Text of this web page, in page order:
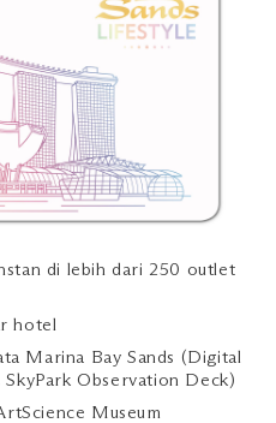
di lebih dari 250 outlet
hotel
Marina Bay Sands (Digital
SkyPark Observation Deck)
Museum